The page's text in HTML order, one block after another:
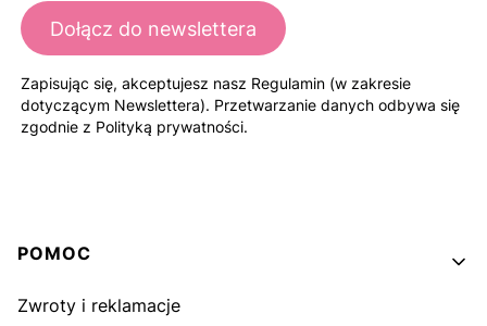
Dołącz do newslettera
Zapisując się, akceptujesz nasz Regulamin (w zakresie
dotyczącym Newslettera). Przetwarzanie danych odbywa się
zgodnie z Polityką prywatności.
Linki w stopce
POMOC
Zwroty i reklamacje